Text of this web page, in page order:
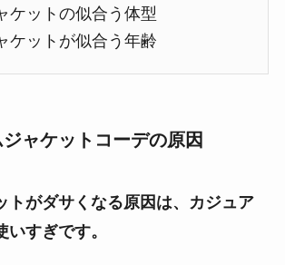
ケットの似合う体型
ケットが似合う年齢
ャケットコーデの原因
トがダサくなる原因は、カジュア
すぎです。